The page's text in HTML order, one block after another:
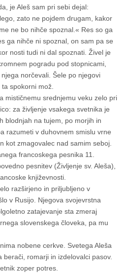
je Aleš sam pri sebi dejal:
zato ne pojdem drugam, kakor
ne bo nihče spoznal.« Res so ga
ga nihče ni spoznal, on sam pa se
nosti tudi ni dal spoznati. Živel je
pogradu pod stopnicami,
norčevali. Šele po njegovi
spokorni mož.
mističnemu srednjemu veku zelo pri
za življenje vsakega svetnika je
blodnjah na tujem, po morjih in
razumeti v duhovnem smislu vrne
kot zmagovalec nad samim seboj.
francoskega pesnika 11.
pesnitev (Življenje sv. Aleša),
književnosti.
razširjeno in priljubljeno v
v Rusijo. Njegova svojevrstna
zatajevanje sta zmeraj
slovenskega človeka, pa mu
nobene cerkve. Svetega Aleša
romarji in izdelovalci pasov.
zoper potres.